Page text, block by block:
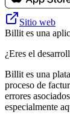
Sitio web
Billit es una
¿Eres el
Billit es una
proceso de
errores
especialmente